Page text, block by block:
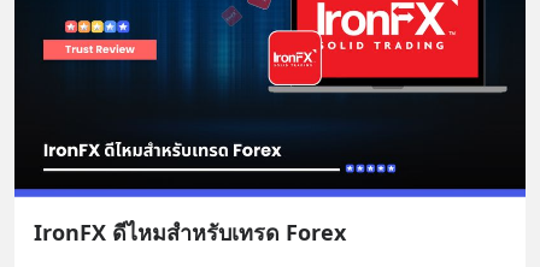
IronFX ดีไหมสำหรับเทรด Forex